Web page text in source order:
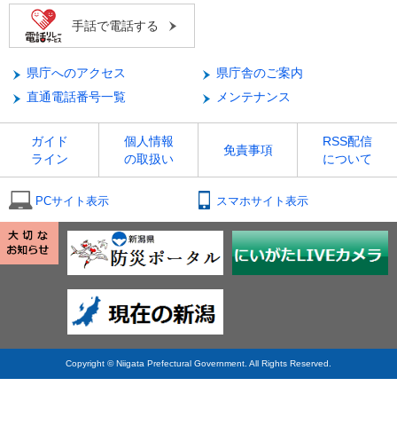
手話で電話する
県庁へのアクセス
県庁舎のご案内
直通電話番号一覧
メンテナンス
ガイド
ライン
個人情報
の取扱い
免責事項
RSS配信
について
PCサイト表示 スマホサイト表示
Copyright © Niigata Prefectural Government. All Rights Reserved.